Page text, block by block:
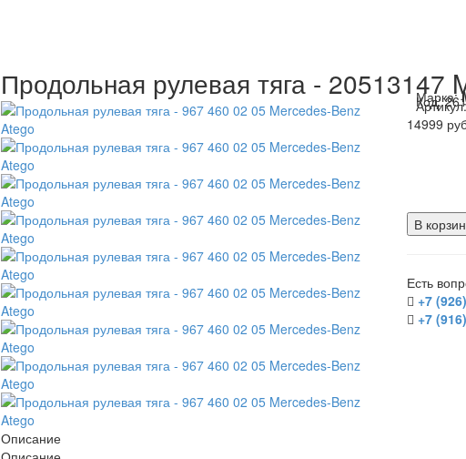
Продольная рулевая тяга - 20513147
Марка:
Код:
14999
В
Есть
+7
+7
Описание